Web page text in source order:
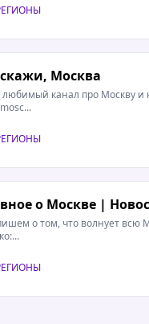
Москва
любимый канал про Москву и
о Москве |
о том, что волнует всю